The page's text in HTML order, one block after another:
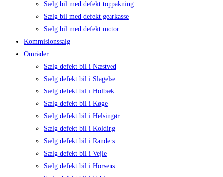
Sælg bil med defekt toppakning
Sælg bil med defekt gearkasse
Sælg bil med defekt motor
Kommisionssalg
Områder
Sælg defekt bil i Næstved
Sælg defekt bil i Slagelse
Sælg defekt bil i Holbæk
Sælg defekt bil i Køge
Sælg defekt bil i Helsingør
Sælg defekt bil i Kolding
Sælg defekt bil i Randers
Sælg defekt bil i Vejle
Sælg defekt bil i Horsens